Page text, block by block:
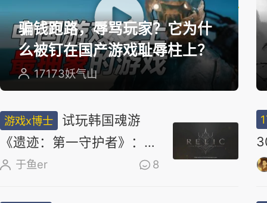
骗钱跑路，辱骂玩家？它为什
么被钉在国产游戏耻辱柱上？
17173妖气山
游戏x博士
试玩韩国魂游
《遗迹：第一守护者》：求
求了，别再做类魂了
于鱼er 8